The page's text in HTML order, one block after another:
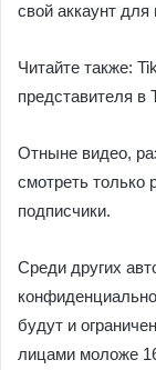
свой аккаунт
Читайте также:
представителя в
Отныне видео,
смотреть только
подписчики.
Среди других
будут и
лицами моложе